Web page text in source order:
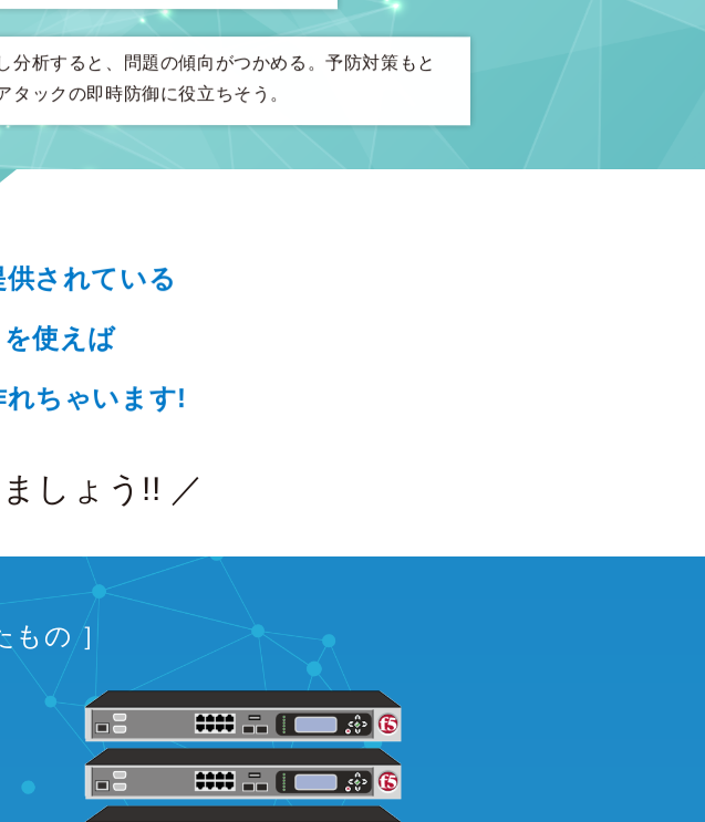
分析すると、問題の傾向がつかめる。予防対策もと
タックの即時防御に役立ちそう。
供されている
を使えば
れちゃいます!
しょう!! ／
もの ］